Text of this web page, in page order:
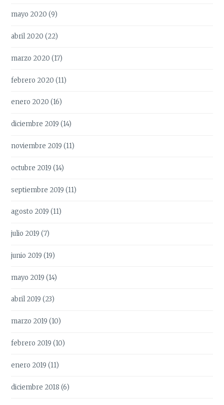
mayo 2020 (9)
abril 2020 (22)
marzo 2020 (17)
febrero 2020 (11)
enero 2020 (16)
diciembre 2019 (14)
noviembre 2019 (11)
octubre 2019 (14)
septiembre 2019 (11)
agosto 2019 (11)
julio 2019 (7)
junio 2019 (19)
mayo 2019 (14)
abril 2019 (23)
marzo 2019 (10)
febrero 2019 (10)
enero 2019 (11)
diciembre 2018 (6)